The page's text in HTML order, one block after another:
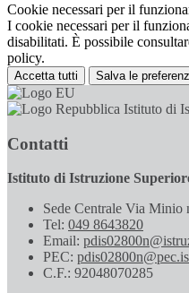
Cookie necessari per il
I cookie necessari per il
disabilitati. È possibile
policy.
Accetta tutti Salva le
Istituto di
Contatti
Istituto di Istruzione
Sede Centrale Via Minio
Tel: 049 8643820
Email:
PEC:
C.F.: 92048070285